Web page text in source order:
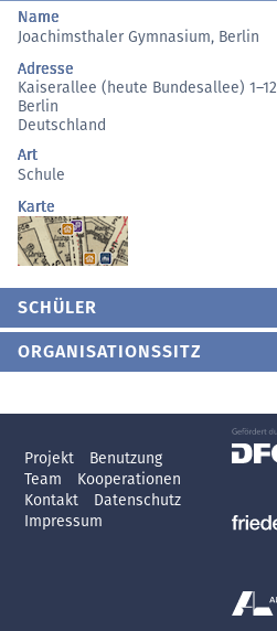
Name
Joachimsthaler Gymnasium, Berlin
Adresse
Kaiserallee (heute Bundesallee) 1–12
Berlin
Deutschland
Art
Schule
Karte
SCHÜLER
ORGANISATIONSSITZ
Projekt
Benutzung
Team
Kooperationen
Kontakt
Datenschutz
Impressum